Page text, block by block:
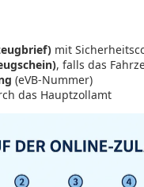
mit
, falls das
(eVB-Nummer)
das Hauptzollamt